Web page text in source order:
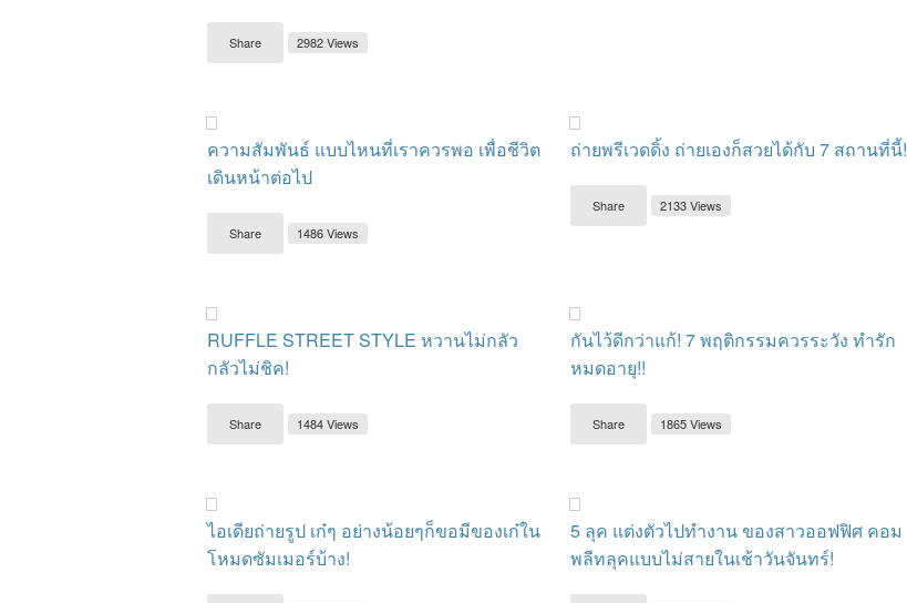
Share 2982 Views
ความสัมพันธ์ แบบไหนที่เราควรพอ เพื่อชีวิต
เดินหน้าต่อไป
Share 1486 Views
ถ่ายพรีเวดดิ้ง ถ่ายเองก็สวยได้กับ 7 สถานที่นี้!
Share 2133 Views
RUFFLE STREET STYLE หวานไม่กลัว
กลัวไม่ชิค!
Share 1484 Views
กันไว้ดีกว่าแก้! 7 พฤติกรรมควรระวัง ทำรัก
หมดอายุ!!
Share 1865 Views
ไอเดียถ่ายรูป เก๋ๆ อย่างน้อยๆก็ขอมีของเก๋ใน
โหมดซัมเมอร์บ้าง!
5 ลุค แต่งตัวไปทำงาน ของสาวออฟฟิศ คอม
พลีทลุคแบบไม่สายในเช้าวันจันทร์!